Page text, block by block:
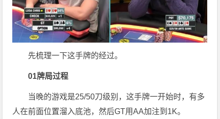
先梳理一下这手牌的经过。
01牌局过程
当晚的游戏是25/50刀级别，这手牌一开始时，有多
人在前面位置溜入底池，然后GT用AA加注到1K。